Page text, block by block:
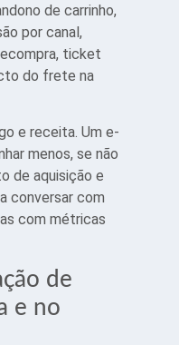
de carrinho,
por canal,
ticket
do frete na
e receita. Um e-
menos, se não
de aquisição e
conversar com
com métricas
de
e no